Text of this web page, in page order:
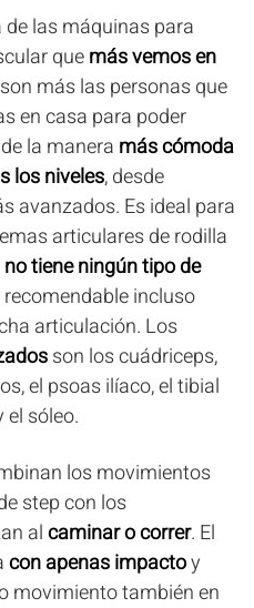
las máquinas para
quemás vemos en
más las personas que
en casa para poder
de la manera más cómoda
los niveles, desde
avanzados. Es ideal para
articulares de rodilla
no tiene ningún tipo de
recomendable incluso
articulación. Los
son los cuádriceps,
el psoas ilíaco, el tibial
sóleo.
los movimientos
step con los
alcaminar o correr. El
con apenas impactoy
movimiento también en